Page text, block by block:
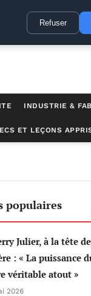
INDUSTRIE &
ET LEÇONS
populaires
Julier, à la tête
: « La puissance
véritable atout »
2026
Refuser